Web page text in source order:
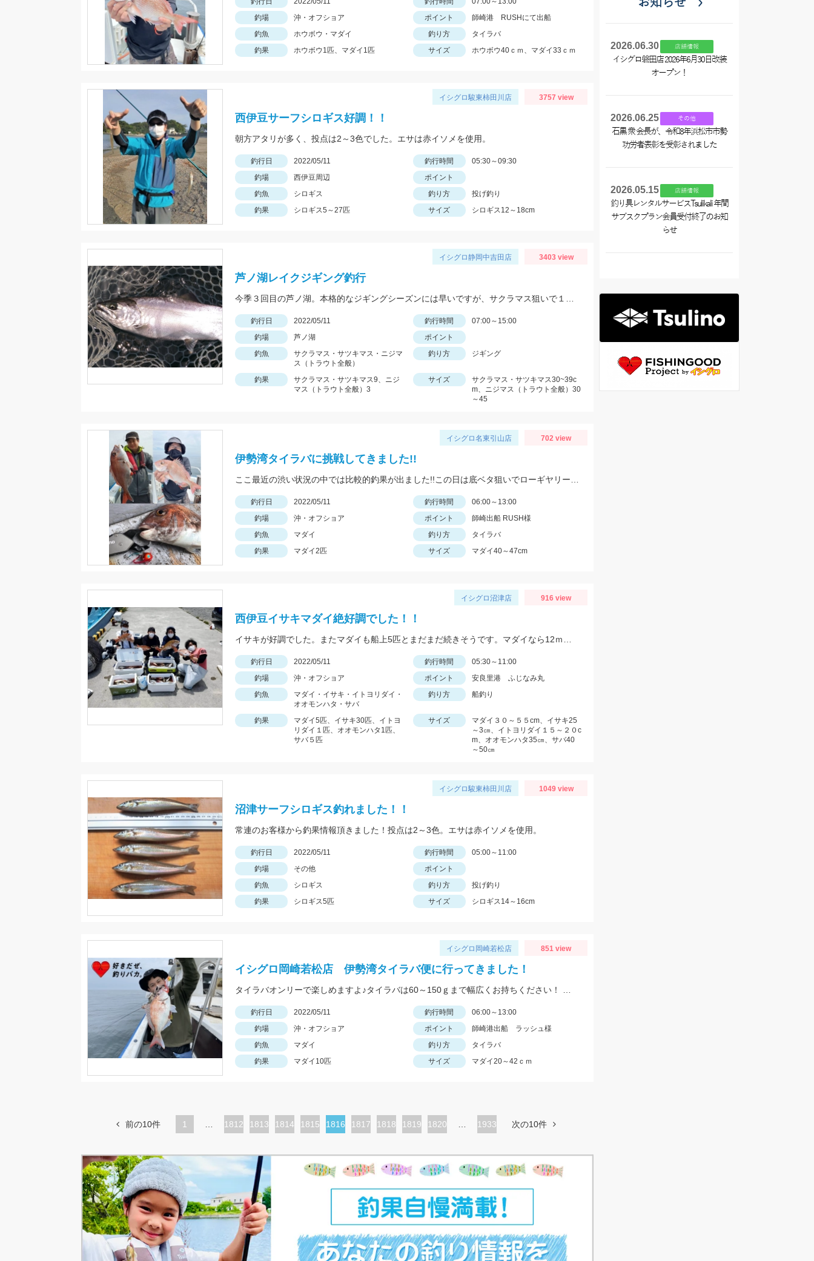
釣場
沖・オフショア ポイント
師崎港 RUSHにて出船
釣魚
ホウボウ・マダイ 釣り方
タイラバ
釣果
ホウボウ1匹、マダイ1匹 サイズ ホウボウ40ｃｍ、マダイ33ｃｍ
イシグロ駿東柿田川店 3757 view
西伊豆サーフシロギス好調！！
朝方アタリが多く、投点は2～3色でした。エサは赤イソメを使用。
釣行日 2022/05/11 釣行時間
05:30～09:30
釣場
西伊豆周辺
ポイント
釣魚
シロギス 釣り方
投げ釣り
釣果
シロギス5～27匹 サイズ シロギス12～18cm
イシグロ静岡中吉田店 3403 view
芦ノ湖レイクジギング釣行
釣行日 2022/05/11 釣行時間
07:00～15:00
釣場
芦ノ湖
ポイント
釣魚
サクラマス・サツキマス・ニジマ
ス（トラウト全般）
釣り方 ジギング
釣果
サクラマス・サツキマス9、ニジ
マス（トラウト全般）3
サイズ
サクラマス・サツキマス30~39c
m、ニジマス（トラウト全般）30
～45
イシグロ名東引山店 702 view
伊勢湾タイラバに挑戦してきました!!
釣行日 2022/05/11 釣行時間
06:00～13:00
釣場
沖・オフショア ポイント
師崎出船 RUSH様
釣魚
マダイ 釣り方
タイラバ
釣果
マダイ2匹 サイズ マダイ40～47cm
イシグロ沼津店 916 view
西伊豆イサキマダイ絶好調でした！！
釣行日 2022/05/11 釣行時間
05:30～11:00
釣場
沖・オフショア ポイント
安良里港 ふじなみ丸
釣魚
マダイ・イサキ・イトヨリダイ・
オオモンハタ・サバ
釣り方 船釣り
釣果
マダイ5匹、イサキ30匹、イトヨ
リダイ１匹、オオモンハタ1匹、
サバ５匹
サイズ
マダイ３０～５５cm、イサキ25
～3㎝、イトヨリダイ１５～２０c
m、オオモンハタ35㎝、サバ40
～50㎝
イシグロ駿東柿田川店 1049 view
沼津サーフシロギス釣れました！！
常連のお客様から釣果情報頂きました！投点は2～3色。エサは赤イソメを使用。
釣行日 2022/05/11 釣行時間
05:00～11:00
釣場
その他
ポイント
釣魚
シロギス 釣り方
投げ釣り
釣果
シロギス5匹 サイズ シロギス14～16cm
イシグロ岡崎若松店 851 view
イシグロ岡崎若松店 伊勢湾タイラバ便に行ってきました！
釣行日 2022/05/11 釣行時間
06:00～13:00
釣場
沖・オフショア ポイント
師崎港出船 ラッシュ様
釣魚
マダイ 釣り方
タイラバ
釣果
マダイ10匹 サイズ マダイ20～42ｃｍ
前の10件 1
ペ
1812
ペ
ジ
1813
ペ
1814
ペ
1815
カ
ト
ジ
1816
ペ
1817
ペ
1818
ペ
1819
ペ
1820 1933 次の10件
2026.06.30 店舗情報
イシグロ磐田店 2026年6月30日改装
オープン！
2026.06.25 その他
石黒 衆 会長が、令和8年浜松市市勢
功労者表彰を受彰されました
2026.05.15 店舗情報
釣り具レンタルサービスTsulikali 年間
サブスクプラン会員受付終了のお知
らせ